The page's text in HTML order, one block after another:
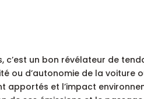
un bon révélateur de
ou d’autonomie de la voiture
apportés et l’impact